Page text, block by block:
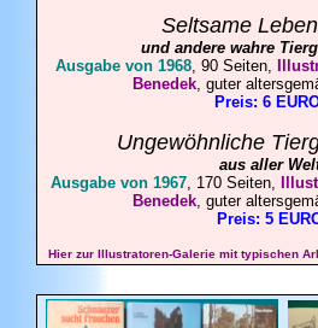
Seltsame
und andere wahre
Ausgabe von 1968, 90 Seiten,
Benedek, guter
Preis: 6
Ungewöhnliche
aus aller
Ausgabe von 1967, 170 Seiten,
Benedek, guter
Preis: 5
Hier zur Illustratoren-Galerie mit typischen